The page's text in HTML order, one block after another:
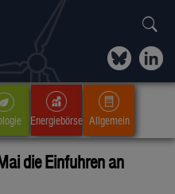
Energiebörse Allgemein
die Einfuhren an